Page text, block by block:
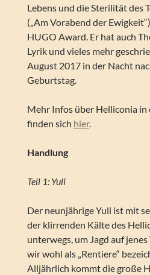
Lebens und die Sterilität des
(„Am Vorabend der
HUGO Award. Er hat auch
Lyrik und vieles mehr
August 2017 in der Nacht
Geburtstag.
Mehr Infos über Helliconia in
finden sich hier.
Handlung
Teil 1: Yuli
Der neunjährige Yuli ist mit
der klirrenden Kälte des
unterwegs, um Jagd auf
wir wohl als „Rentiere“
Alljährlich kommt die große